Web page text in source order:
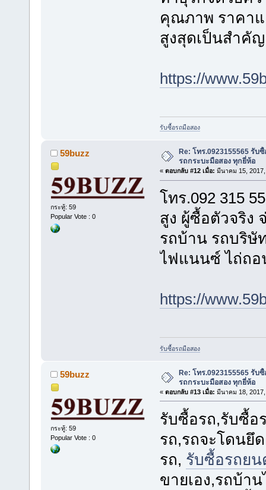
คุณภาพ ราคาแ
สูงสุดเป็นสำคัญ
https://
รับซื้อรถมือสอง
59buzz
กระทู้: 59
Popular Vote : 0
Re: โทร.0923155565 รับ
รถกระบะมือสอง ทุกยี่ห้อ
« ตอบกลับ #12 เมื่อ: มีนาคม 15,
โทร.092 315
สูง ผู้ซื้อตัวจริง
รถบ้าน รถบริ
ไฟแนนซ์ ไถ่ถอ
https://
รับซื้อรถมือสอง
59buzz
กระทู้: 59
Popular Vote : 0
Re: โทร.0923155565 รับ
รถกระบะมือสอง ทุกยี่ห้อ
« ตอบกลับ #13 เมื่อ: มีนาคม 18,
รับซื้อรถ,รับซื้อ
รถ,รถจะโดนยึ
รถ, รับซื้อรถย
ขายเอง,รถบ้า